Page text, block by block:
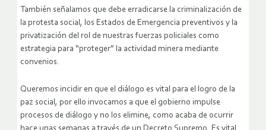
También señalamos que debe erradicarse la criminalización de
la protesta social, los Estados de Emergencia preventivos y la
privatización del rol de nuestras fuerzas policiales como
estrategia para “proteger” la actividad minera mediante
convenios.
Queremos incidir en que el diálogo es vital para el logro de la
paz social, por ello invocamos a que el gobierno impulse
procesos de diálogo y no los elimine, como acaba de ocurrir